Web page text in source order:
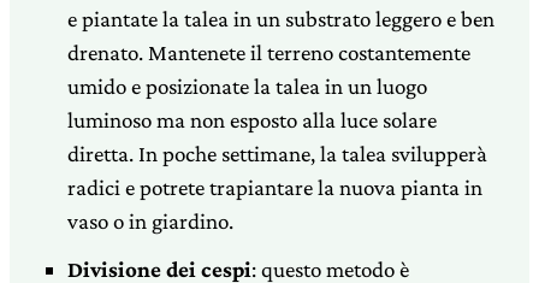
e piantate la talea in un substrato leggero e ben
drenato. Mantenete il terreno costantemente
umido e posizionate la talea in un luogo
luminoso ma non esposto alla luce solare
diretta. In poche settimane, la talea svilupperà
radici e potrete trapiantare la nuova pianta in
vaso o in giardino.
Divisione dei cespi: questo metodo è